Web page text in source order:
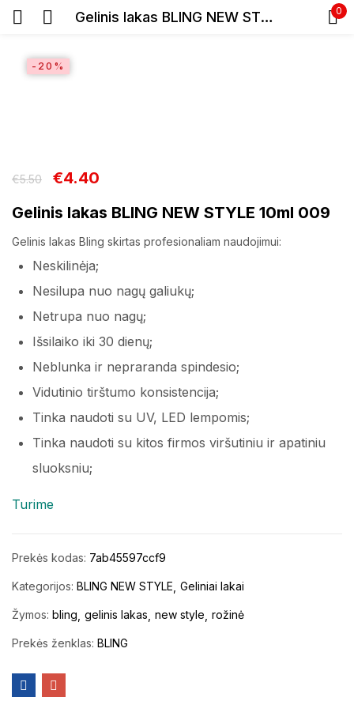
Gelinis lakas BLING NEW STYLE 10ml 009 0
-20%
€5.50 €4.40
Gelinis lakas BLING NEW STYLE 10ml 009
Gelinis lakas Bling skirtas profesionaliam naudojimui:
Neskilinėja;
Nesilupa nuo nagų galiukų;
Netrupa nuo nagų;
Išsilaiko iki 30 dienų;
Neblunka ir nepraranda spindesio;
Vidutinio tirštumo konsistencija;
Tinka naudoti su UV, LED lempomis;
Tinka naudoti su kitos firmos viršutiniu ir apatiniu
sluoksniu;
Turime
Prekės kodas: 7ab45597ccf9
Kategorijos: BLING NEW STYLE Geliniai lakai
Žymos: bling gelinis lakas new style rožinė
Prekės ženklas: BLING
Prisiminti slaptažodį
Pamiršote slaptažodį?